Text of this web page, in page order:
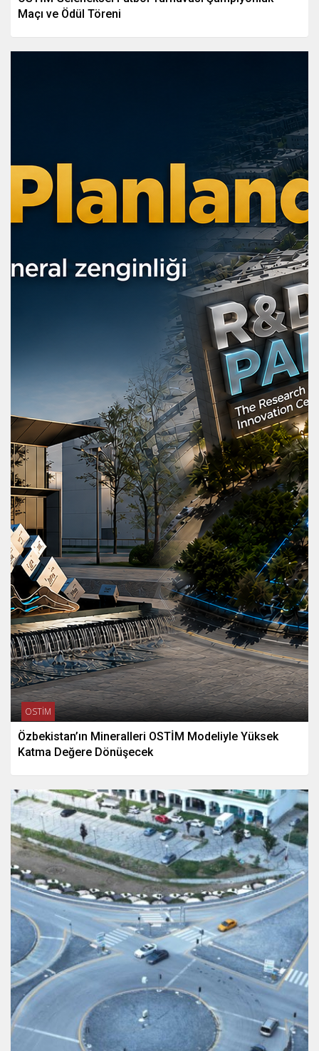
Maçı ve Ödül Töreni
OSTİM
Özbekistan’ın Mineralleri OSTİM Modeliyle Yüksek
Katma Değere Dönüşecek